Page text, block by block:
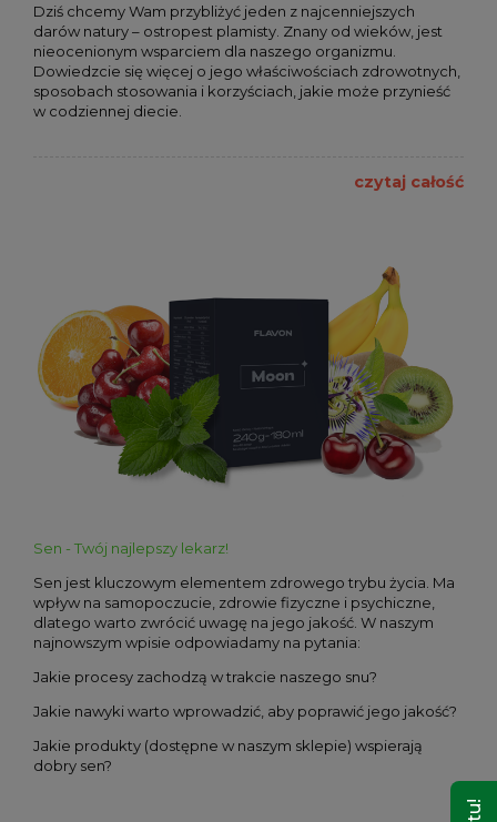
Dziś chcemy Wam przybliżyć jeden z najcenniejszych
darów natury – ostropest plamisty. Znany od wieków, jest
nieocenionym wsparciem dla naszego organizmu.
Dowiedzcie się więcej o jego właściwościach zdrowotnych,
sposobach stosowania i korzyściach, jakie może przynieść
w codziennej diecie.
czytaj całość
Sen - Twój najlepszy lekarz!
Sen jest kluczowym elementem zdrowego trybu życia. Ma
wpływ na samopoczucie, zdrowie fizyczne i psychiczne,
dlatego warto zwrócić uwagę na jego jakość. W naszym
najnowszym wpisie odpowiadamy na pytania:
Jakie procesy zachodzą w trakcie naszego snu?
Jakie nawyki warto wprowadzić, aby poprawić jego jakość?
Jakie produkty (dostępne w naszym sklepie) wspierają
dobry sen?